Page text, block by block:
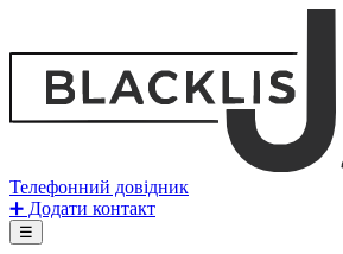
Телефонний довідник
➕ Додати контакт
☰